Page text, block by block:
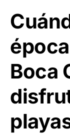
Boca